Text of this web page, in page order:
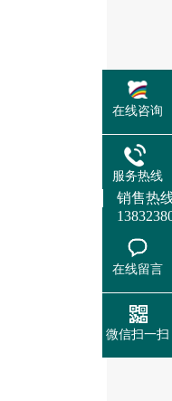
在线咨询
服务热线
销售热
在线留言
微信扫一扫